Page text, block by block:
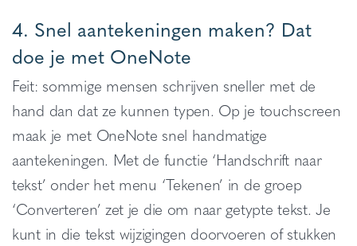
4. Snel aantekeningen maken? Dat
doe je met OneNote
Feit: sommige mensen schrijven sneller met de
hand dan dat ze kunnen typen. Op je touchscreen
maak je met OneNote snel handmatige
aantekeningen. Met de functie ‘Handschrift naar
tekst’ onder het menu ‘Tekenen’ in de groep
‘Converteren’ zet je die om naar getypte tekst. Je
kunt in die tekst wijzigingen doorvoeren of stukken